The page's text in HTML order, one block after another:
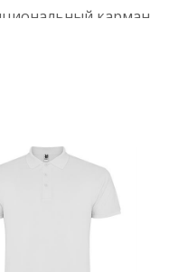
карман